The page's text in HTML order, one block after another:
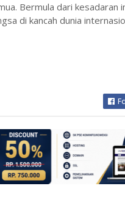
Bermula dari
di kancah dunia